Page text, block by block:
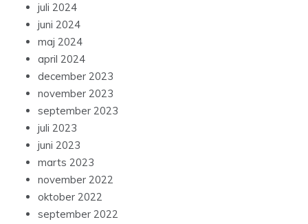
juli 2024
juni 2024
maj 2024
april 2024
december 2023
november 2023
september 2023
juli 2023
juni 2023
marts 2023
november 2022
oktober 2022
september 2022